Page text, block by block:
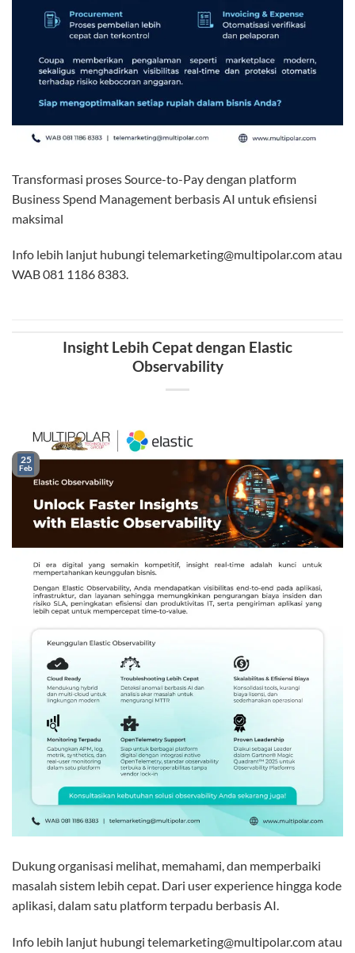
Transformasi proses Source-to-Pay dengan platform
Business Spend Management berbasis AI untuk efisiensi
maksimal
Info lebih lanjut hubungi telemarketing@multipolar.com atau
WAB 081 1186 8383.
Insight Lebih Cepat dengan Elastic
Observability
25
Feb
Dukung organisasi melihat, memahami, dan memperbaiki
masalah sistem lebih cepat. Dari user experience hingga kode
aplikasi, dalam satu platform terpadu berbasis AI.
Info lebih lanjut hubungi telemarketing@multipolar.com atau